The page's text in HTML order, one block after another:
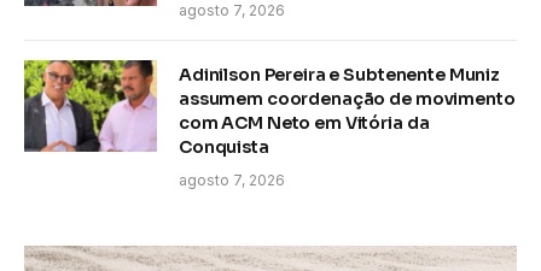
agosto 7, 2026
Adinilson Pereira e Subtenente Muniz
assumem coordenação de movimento
com ACM Neto em Vitória da
Conquista
agosto 7, 2026